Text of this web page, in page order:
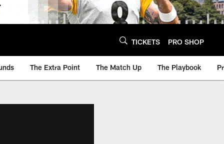
TICKETS PRO SHOP
The Extra Point The Match Up The Playbook